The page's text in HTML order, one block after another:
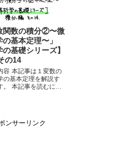
関数の積分②〜微
基本定理〜」
の基礎シリーズ】
の14
変数の
の基本定理を解説す
むにあ
ンサーリンク